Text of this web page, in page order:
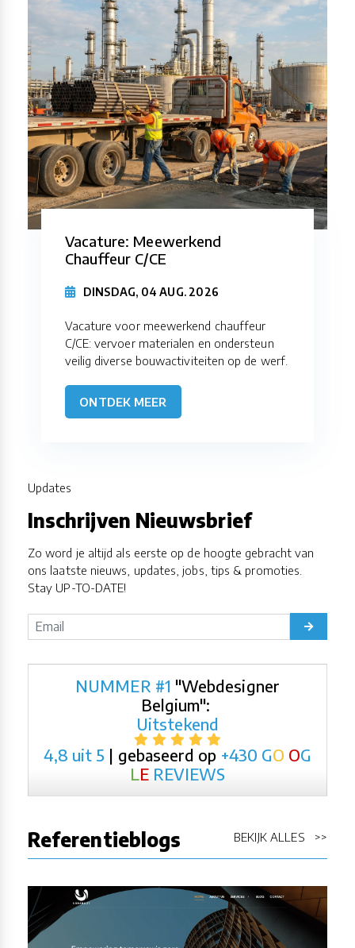
Vacature: Meewerkend
Chauffeur C/CE
DINSDAG, 04 AUG. 2026
Vacature voor meewerkend chauffeur
C/CE: vervoer materialen en ondersteun
veilig diverse bouwactiviteiten op de werf.
ONTDEK MEER
Updates
Inschrijven Nieuwsbrief
Zo word je altijd als eerste op de hoogte gebracht van
ons laatste nieuws, updates, jobs, tips & promoties.
Stay UP-TO-DATE!
NUMMER #1 "Webdesigner
Belgium":
Uitstekend
4,8 uit 5 | gebaseerd op +430 GO OG
LE REVIEWS
Referentieblogs BEKIJK ALLES >>